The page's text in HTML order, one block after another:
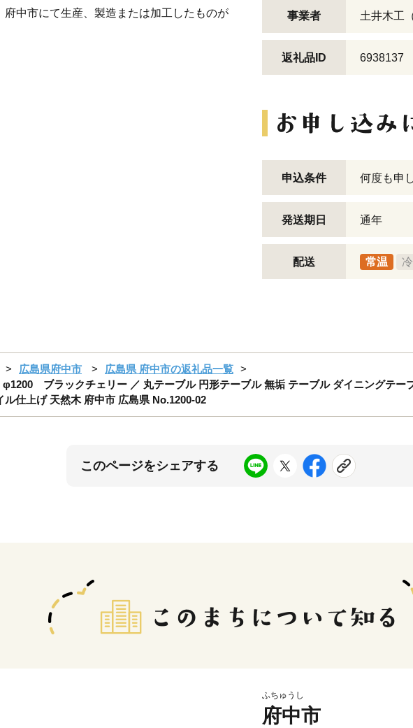
中市にて生産、製造または加工したものが
事業者 土井木工
返礼品ID 6938137
申込条件 何度も申
発送期日 通年
配送 常温
広島県府中市
広島県 府中市の返礼品一覧
ブラックチェリー ／ 丸テーブル 円形テーブル 無垢 テーブル ダイニングテー
仕上げ 天然木 府中市 広島県 No.1200-02
このページをシェアする
ふちゅうし
府中市